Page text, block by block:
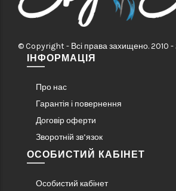
© Copyright - Всі права захищено. 2010 -
ІНФОРМАЦІЯ
Про нас
Гарантія і повернення
Договір оферти
Зворотній зв’язок
ОСОБИСТИЙ КАБІНЕТ
Особистий кабінет